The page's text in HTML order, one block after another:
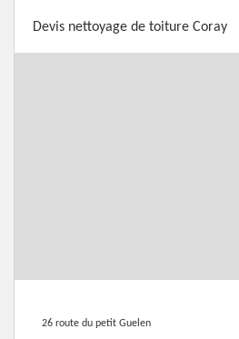
Devis nettoyage de toiture Coray
26 route du petit Guelen